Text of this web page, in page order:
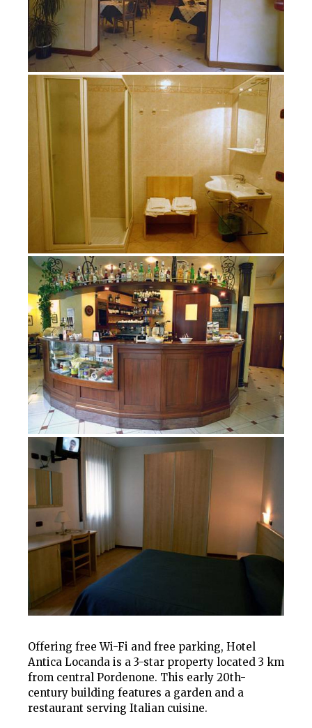
Offering free Wi-Fi and free parking, Hotel
Antica Locanda is a 3-star property located 3 km
from central Pordenone. This early 20th-
century building features a garden and a
restaurant serving Italian cuisine.